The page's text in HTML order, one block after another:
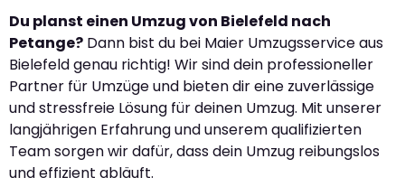
Du planst einen Umzug von Bielefeld nach
Petange? Dann bist du bei Maier Umzugsservice aus
Bielefeld genau richtig! Wir sind dein professioneller
Partner für Umzüge und bieten dir eine zuverlässige
und stressfreie Lösung für deinen Umzug. Mit unserer
langjährigen Erfahrung und unserem qualifizierten
Team sorgen wir dafür, dass dein Umzug reibungslos
und effizient abläuft.